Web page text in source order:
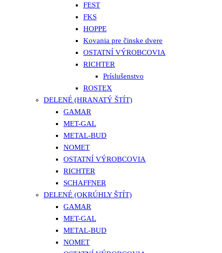
FEST
FKS
HOPPE
Kovania pre činske dvere
OSTATNÍ VÝROBCOVIA
RICHTER
Príslušenstvo
ROSTEX
DELENÉ (HRANATÝ ŠTÍT)
GAMAR
MET-GAL
METAL-BUD
NOMET
OSTATNÍ VÝROBCOVIA
RICHTER
SCHAFFNER
DELENÉ (OKRÚHLY ŠTÍT)
GAMAR
MET-GAL
METAL-BUD
NOMET